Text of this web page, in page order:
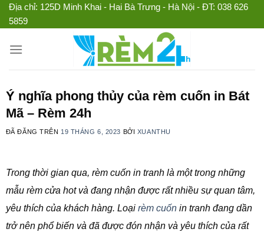
Chuyển
đến
dung
Địa chỉ: 125D Minh Khai - Hai Bà Trưng - Hà Nội - ĐT: 038 626
5859
Ý nghĩa phong thủy của rèm cuốn in Bát
Mã – Rèm 24h
ĐÃ ĐĂNG TRÊN 19 THÁNG 6, 2023 BỞI XUANTHU
Trong thời gian qua, rèm cuốn in tranh là một trong những
mẫu rèm cửa hot và đang nhận được rất nhiều sự quan tâm,
yêu thích của khách hàng. Loại rèm cuốnin tranh đang dần
trở nên phổ biến và đã được đón nhận và yêu thích của rất